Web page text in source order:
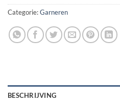
Categorie:Garneren
BESCHRIJVING